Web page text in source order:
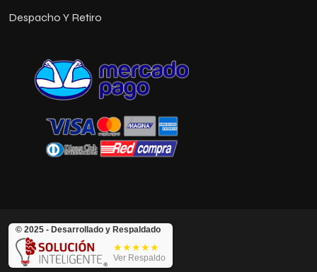
Despacho Y Retiro
© 2025 - Desarrollado y Respaldado
★★★★★
Ver Respaldo